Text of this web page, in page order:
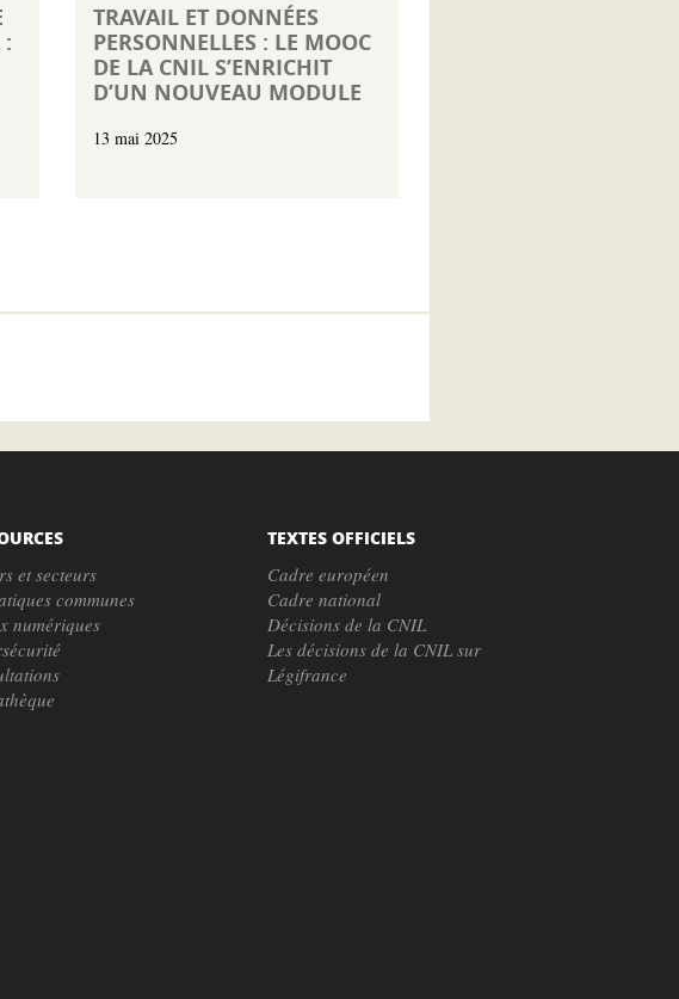
:
TRAVAIL ET DONNÉES
PERSONNELLES : LE MOOC
DE LA CNIL S’ENRICHIT
D’UN NOUVEAU MODULE
13 mai 2025
et secteurs
communes
numériques
TEXTES OFFICIELS
Cadre européen
Cadre national
Décisions de la CNIL
Les décisions de la CNIL sur
Légifrance